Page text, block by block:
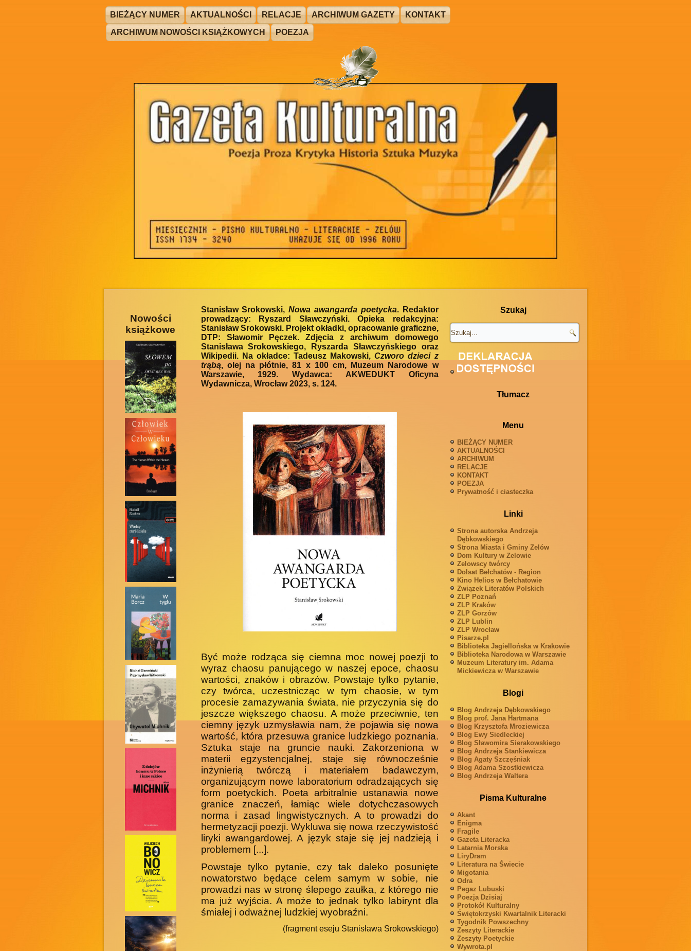
BIEŻĄCY NUMER AKTUALNOŚCI RELACJE ARCHIWUM GAZETY
KONTAKT
ARCHIWUM NOWOŚCI KSIĄŻKOWYCH
POEZJA
Nowości
książkowe
Stanisław Srokowski,Nowa awangarda poetycka. Redaktor
prowadzący: Ryszard Sławczyński. Opieka redakcyjna:
Stanisław Srokowski. Projekt okładki, opracowanie graficzne,
DTP: Sławomir Pęczek. Zdjęcia z archiwum domowego
Stanisława Srokowskiego, Ryszarda Sławczyńskiego oraz
Wikipedii. Na okładce: Tadeusz Makowski,Czworo dzieci z
trąbą, olej na płótnie, 81 x 100 cm, Muzeum Narodowe w
Warszawie, 1929. Wydawca: AKWEDUKT Oficyna
Wydawnicza, Wrocław 2023, s. 124.
Być może rodząca się ciemna moc nowej poezji to
wyraz chaosu panującego w naszej epoce, chaosu
wartości, znaków i obrazów. Powstaje tylko pytanie,
czy twórca, uczestnicząc w tym chaosie, w tym
procesie zamazywania świata, nie przy­czynia się do
jeszcze większego chaosu. A może przeciwnie, ten
ciemny język uzmysławia nam, że pojawia się nowa
war­tość, która przesuwa granice ludzkiego poznania.
Sztuka staje na gruncie nauki. Zakorzeniona w
materii egzystencjalnej, staje się równocześnie
inżynierią twórczą i materiałem badawczym,
organizującym nowe laboratorium odradzających się
form poetyckich. Poeta arbitralnie ustanawia nowe
granice znaczeń, łamiąc wiele dotychczasowych
norma i zasad lingwistycznych. A to prowadzi do
hermetyzacji poezji. Wykluwa się nowa rze­czywistość
liryki awangardowej. A język staje się jej nadzieją i
problemem [...].
Powstaje tylko pytanie, czy tak daleko posunięte
nowator­stwo będące celem samym w sobie, nie
prowadzi nas w stronę ślepego zaułka, z którego nie
ma już wyjścia. A może to jednak tylko labirynt dla
śmiałej i odważnej ludzkiej wyobraźni.
(fragment eseju Stanisława Srokowskiego)
Szukaj
Tłumacz
Menu
BIEŻĄCY NUMER
AKTUALNOŚCI
ARCHIWUM
RELACJE
KONTAKT
POEZJA
Prywatność i ciasteczka
Linki
Strona autorska Andrzeja
Dębkowskiego
Strona Miasta i Gminy Zelów
Dom Kultury w Zelowie
Zelowscy twórcy
Dolsat Bełchatów - Region
Kino Helios w Bełchatowie
Związek Literatów Polskich
ZLP Poznań
ZLP Kraków
ZLP Gorzów
ZLP Lublin
ZLP Wrocław
Pisarze.pl
Biblioteka Jagiellońska w Krakowie
Biblioteka Narodowa w Warszawie
Muzeum Literatury im. Adama
Mickiewicza w Warszawie
Blogi
Blog Andrzeja Dębkowskiego
Blog prof. Jana Hartmana
Blog Krzysztofa Mroziewicza
Blog Ewy Siedleckiej
Blog Sławomira Sierakowskiego
Blog Andrzeja Stankiewicza
Blog Agaty Szczęśniak
Blog Adama Szostkiewicza
Blog Andrzeja Waltera
Pisma Kulturalne
Akant
Enigma
Fragile
Gazeta Literacka
Latarnia Morska
LiryDram
Literatura na Świecie
Migotania
Odra
Pegaz Lubuski
Poezja Dzisiaj
Protokół Kulturalny
Świętokrzyski Kwartalnik Literacki
Tygodnik Powszechny
Zeszyty Literackie
Zeszyty Poetyckie
Wywrota.pl